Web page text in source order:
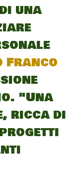
una
Franco
"Una
ricca di